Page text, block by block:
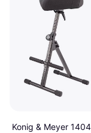
Konig & Meyer